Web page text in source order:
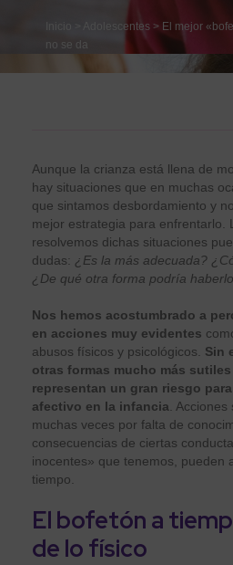
Inicio Adolescentes > El mejor
no se da
Aunque la crianza está llena de
hay situaciones que en muchas
que sintamos desbordamiento y
mejor estrategia para enfrentarlo.
resolvemos dichas situaciones
dudas: ¿Es la más adecuada?
¿De qué otra forma podría
Nos hemos acostumbrado a
en acciones muy evidentes
abusos físicos y psicológicos.
Sin
otras formas mucho más
representan un gran riesgo
afectivo en la infancia .
muchas veces por falta de
consecuencias de ciertas
inocentes» que tenemos, pueden
tiempo.
El bofetón a
de lo físico